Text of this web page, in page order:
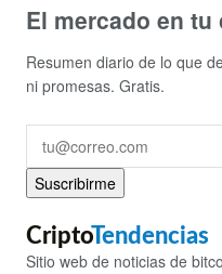
El mercado en tu
Resumen diario de lo que
ni promesas. Gratis.
Suscribirme
CriptoTendencias
Sitio web de noticias de